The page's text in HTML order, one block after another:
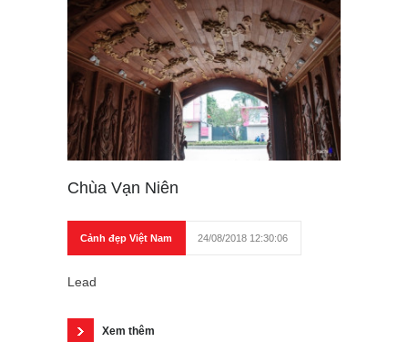
Chùa Vạn Niên
Cảnh đẹp Việt Nam 24/08/2018 12:30:06
Lead
Xem thêm